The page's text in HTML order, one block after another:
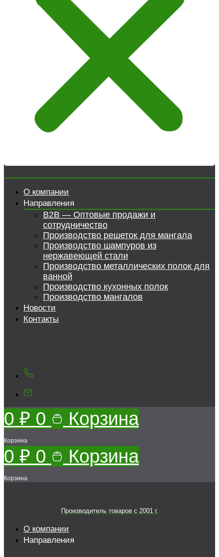
О компании
Направления
B2B — Оптовые продажи и
сотрудничество
Производство решеток для мангала
Производство шампуров из
нержавеющей стали
Производство металлических полок для
ванной
Производство кухонных полок
Производство мангалов
Новости
Контакты
0 ₽ 0 Корзина
Корзина
0 ₽ 0 Корзина
Корзина
Производитель товаров c 2001 г.
О компании
Направления